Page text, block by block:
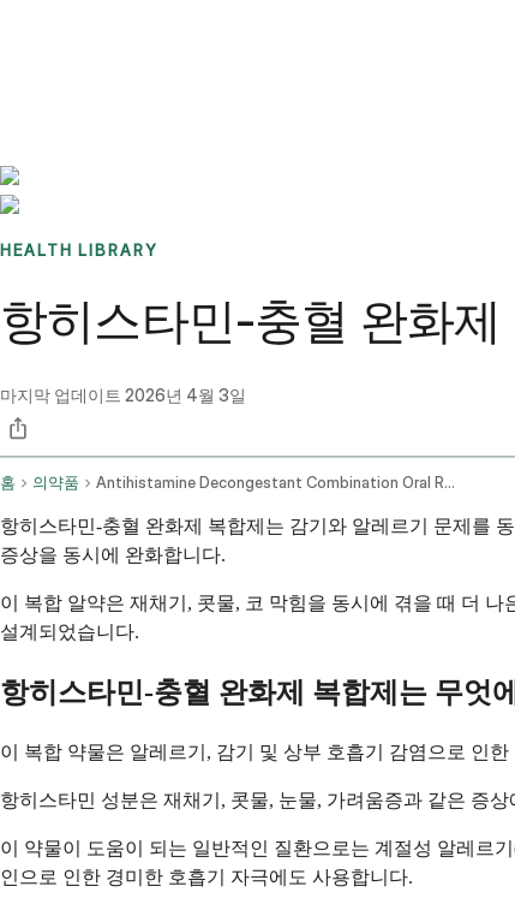
HEALTH LIBRARY
항히스타민-충혈 완화
마지막 업데이트 2026년 4월 3일
홈 의약품 Antihistamine Decongestant Combination Oral Route
항히스타민-충혈 완화제 복합제는 감기와 알레르기 문제를
증상을 동시에 완화합니다.
이 복합 알약은 재채기, 콧물, 코 막힘을 동시에 겪을 때 더
설계되었습니다.
항히스타민-충혈 완화제 복합제는 무엇
이 복합 약물은 알레르기, 감기 및 상부 호흡기 감염으로 인
항히스타민 성분은 재채기, 콧물, 눈물, 가려움증과 같은 증
이 약물이 도움이 되는 일반적인 질환으로는 계절성 알레르
인으로 인한 경미한 호흡기 자극에도 사용합니다.